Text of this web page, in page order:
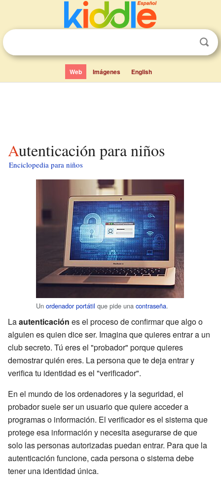
Web Imágenes English
Autenticación para niños
Enciclopedia para niños
Un ordenador portátil que pide una contraseña.
Laautenticación es el proceso de confirmar que algo o
alguien es quien dice ser. Imagina que quieres entrar a un
club secreto. Tú eres el "probador" porque quieres
demostrar quién eres. La persona que te deja entrar y
verifica tu identidad es el "verificador".
En el mundo de los ordenadores y la seguridad, el
probador suele ser un usuario que quiere acceder a
programas o información. El verificador es el sistema que
protege esa información y necesita asegurarse de que
solo las personas autorizadas puedan entrar. Para que la
autenticación funcione, cada persona o sistema debe
tener una identidad única.